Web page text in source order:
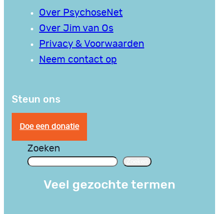
Over PsychoseNet
Over Jim van Os
Privacy & Voorwaarden
Neem contact op
Steun ons
Doe een donatie
Zoeken
Veel gezochte termen